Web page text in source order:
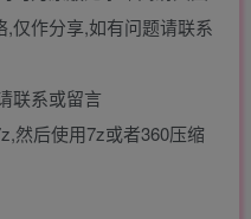
仅作分享,如有问题请联系
联系或留言
然后使用7z或者360压缩